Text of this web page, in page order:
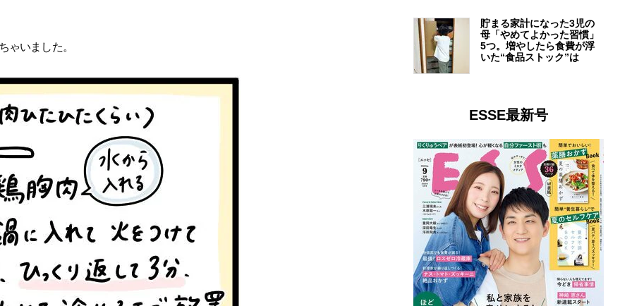
ゃいました。
貯まる家計になった3児の
母「やめてよかった習慣」
5つ。増やしたら食費が浮
いた“食品ストック”は
ESSE最新号